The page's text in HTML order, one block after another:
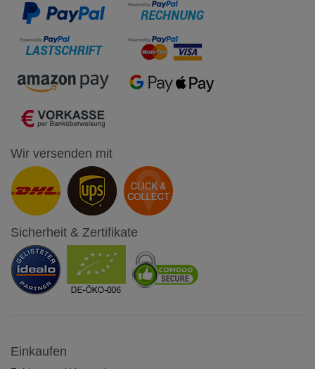
Wir versenden mit
Sicherheit & Zertifikate
Einkaufen